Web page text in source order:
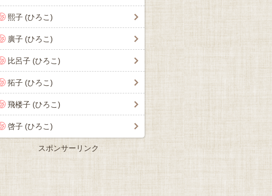
熙子 (ひろこ)
廣子 (ひろこ)
比呂子 (ひろこ)
拓子 (ひろこ)
飛楼子 (ひろこ)
啓子 (ひろこ)
スポンサーリンク